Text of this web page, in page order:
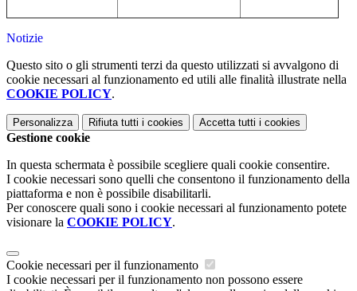
Notizie
Questo sito o gli strumenti terzi da questo utilizzati si avvalgono di
cookie necessari al funzionamento ed utili alle finalità illustrate nella
COOKIE POLICY.
Personalizza Rifiuta tutti i cookies Accetta tutti i cookies
Gestione cookie
In questa schermata è possibile scegliere quali cookie consentire.
I cookie necessari sono quelli che consentono il funzionamento della
piattaforma e non è possibile disabilitarli.
Per conoscere quali sono i cookie necessari al funzionamento potete
visionare la COOKIE POLICY.
Cookie necessari per il funzionamento
I cookie necessari per il funzionamento non possono essere